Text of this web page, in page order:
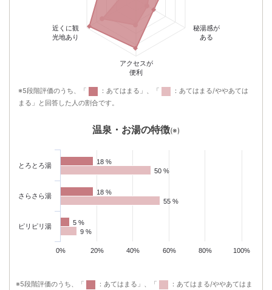
秘湯感が
ある
アクセスが
便利
近くに観
光地あり
※5段階評価のうち、「 ：あてはまる」、「
：あてはまる/ややあては
まる」と回答した人の割合です。
温泉・お湯の特徴(※)
18 %
18 %
18 %
18 %
5 %
5 %
50 %
50 %
55 %
55 %
9 %
9 %
0% 20% 40% 60% 80% 100%
とろとろ湯
さらさら湯
ピリピリ湯
※5段階評価のうち、「 ：あてはまる」、「
：あてはまる/ややあてはま